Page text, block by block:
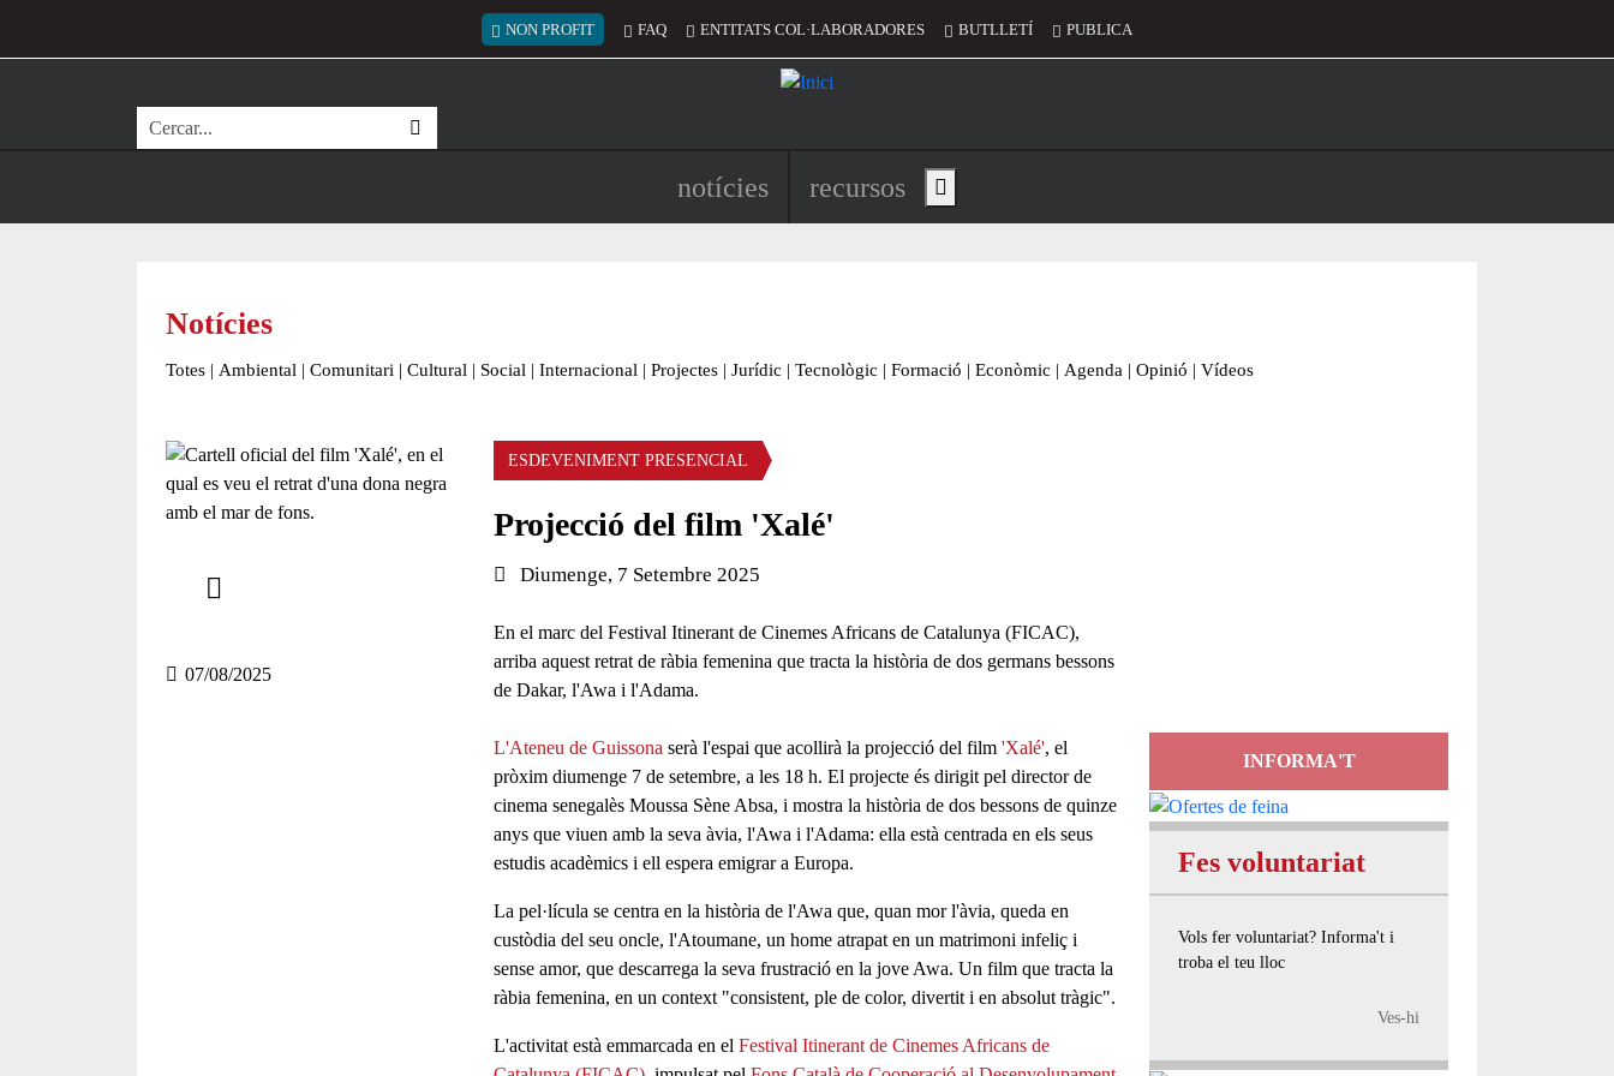
Menú del compte d'usuari
NON PROFIT FAQ ENTITATS COL·LABORADORES BUTLLETÍ PUBLICA
Cerca
Navegació principal de l'encapçalament
notícies recursos Show main menu
Notícies
Totes | Ambiental | Comunitari | Cultural | Social | Internacional | Projectes | Jurídic | Tecnològic | Formació | Econòmic | Agenda | Opinió | Vídeos
07/08/2025
ESDEVENIMENT PRESENCIAL
Projecció del film 'Xalé'
Data de l'esdeveniment:
Diumenge, 7 Setembre 2025
En el marc del Festival Itinerant de Cinemes Africans de Catalunya (FICAC),
arriba aquest retrat de ràbia femenina que tracta la història de dos germans bessons
de Dakar, l'Awa i l'Adama.
L'Ateneu de Guissona serà l'espai que acollirà la projecció del film 'Xalé', el
pròxim diumenge 7 de setembre, a les 18 h. El projecte és dirigit pel director de
cinema senegalès Moussa Sène Absa, i mostra la història de dos bessons de quinze
anys que viuen amb la seva àvia, l'Awa i l'Adama: ella està centrada en els seus
estudis acadèmics i ell espera emigrar a Europa.
La pel·lícula se centra en la història de l'Awa que, quan mor l'àvia, queda en
custòdia del seu oncle, l'Atoumane, un home atrapat en un matrimoni infeliç i
sense amor, que descarrega la seva frustració en la jove Awa. Un film que tracta la
ràbia femenina, en un context "consistent, ple de color, divertit i en absolut tràgic".
L'activitat està emmarcada en el Festival Itinerant de Cinemes Africans de
INFORMA'T
Fes voluntariat
Vols fer voluntariat? Informa't i
troba el teu lloc
Ves-hi